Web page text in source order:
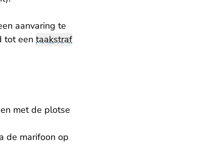
aanvaring te
tot een taakstraf
met de plotse
de marifoon op